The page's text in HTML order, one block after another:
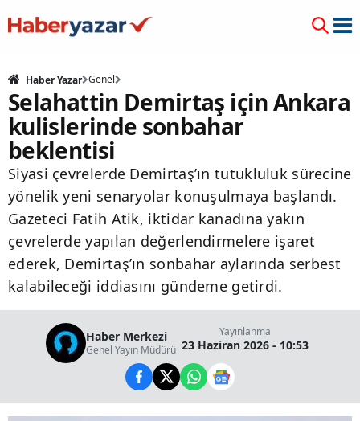
Haber Yazar Genel
Selahattin Demirtaş için Ankara
kulislerinde sonbahar
beklentisi
Siyasi çevrelerde Demirtaş’ın tutukluluk sürecine
yönelik yeni senaryolar konuşulmaya başlandı.
Gazeteci Fatih Atik, iktidar kanadına yakın
çevrelerde yapılan değerlendirmelere işaret
ederek, Demirtaş’ın sonbahar aylarında serbest
kalabileceği iddiasını gündeme getirdi.
Haber Merkezi
Genel Yayın Müdürü
Yayınlanma
23 Haziran 2026 - 10:53